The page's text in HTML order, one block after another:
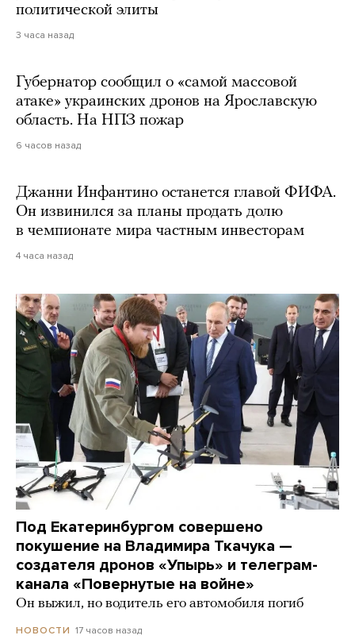
политической элиты
3 часа назад
Губернатор сообщил о «самой массовой
атаке» украинских дронов на Ярославскую
область. На НПЗ пожар
6 часов назад
Джанни Инфантино останется главой ФИФА.
Он извинился за планы продать долю
в чемпионате мира частным инвесторам
4 часа назад
Под Екатеринбургом совершено
покушение на Владимира Ткачука —
создателя дронов «Упырь» и телеграм-
канала «Повернутые на войне»
Он выжил, но водитель его автомобиля погиб
НОВОСТИ 17 часов назад